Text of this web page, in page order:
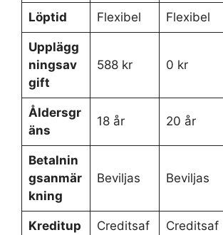
Löptid Flexibel Flexibel
Upplägg
ningsav
gift
588 kr 0 kr
Åldersgr
äns
18 år 20 år
Betalnin
gsanmär
kning
Beviljas Beviljas
Kreditup
Creditsaf
Creditsaf